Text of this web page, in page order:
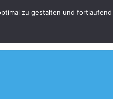
zu gestalten und